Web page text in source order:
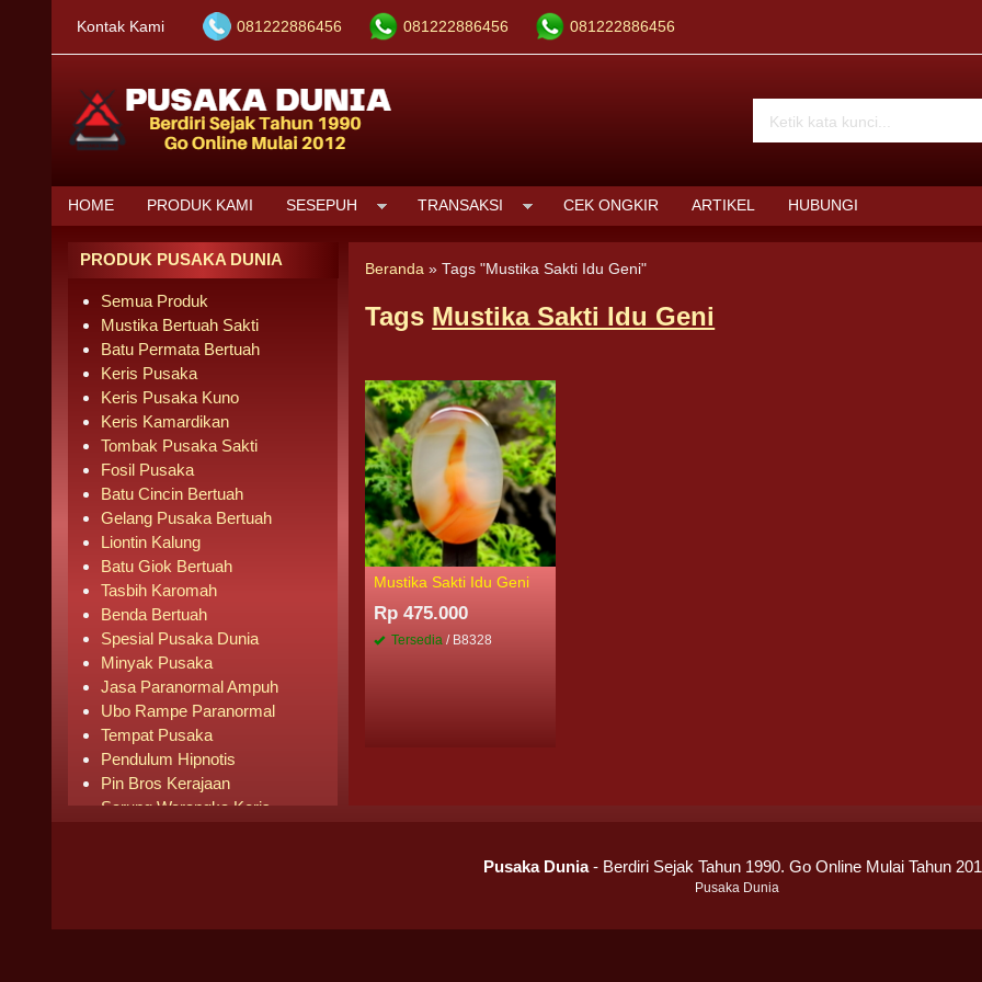
Kontak Kami 081222886456 081222886456 081222886456
HOME PRODUK KAMI SESEPUH TRANSAKSI CEK ONGKIR ARTIKEL HUBUNGI
Beranda »Tags "Mustika Sakti Idu Geni"
Tags Mustika Sakti Idu Geni
Mustika Sakti Idu Geni
Rp 475.000
Tersedia / B8328
PRODUK PUSAKA DUNIA
Semua Produk
Mustika Bertuah Sakti
Batu Permata Bertuah
Keris Pusaka
Keris Pusaka Kuno
Keris Kamardikan
Tombak Pusaka Sakti
Fosil Pusaka
Batu Cincin Bertuah
Gelang Pusaka Bertuah
Liontin Kalung
Batu Giok Bertuah
Tasbih Karomah
Benda Bertuah
Spesial Pusaka Dunia
Minyak Pusaka
Jasa Paranormal Ampuh
Ubo Rampe Paranormal
Tempat Pusaka
Pendulum Hipnotis
Pin Bros Kerajaan
Sarung Warangka Keris
Pusaka Laris Terjual
Pusaka Dunia- Berdiri Sejak Tahun 1990. Go Online Mulai Tahun
Pusaka Dunia